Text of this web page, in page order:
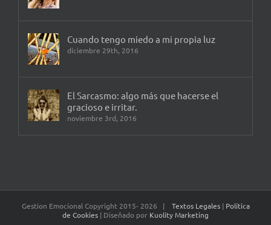
Cuando tengo miedo a mi propia luz
diciembre 29th, 2016
El Sarcasmo: algo más que hacerse el
gracioso e irritar.
noviembre 3rd, 2016
Gestion Emocional Copyright 2015- 2026 | Textos Legales | Política
de Cookies | Diseñado por Kuolity Marketing